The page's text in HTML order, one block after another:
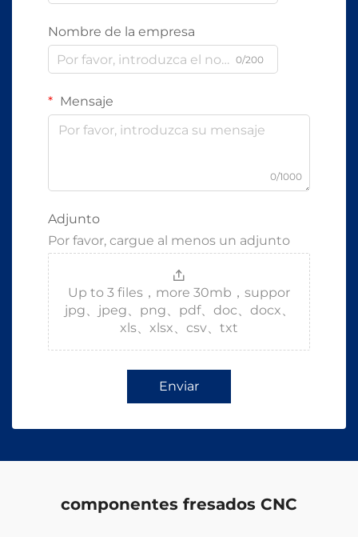
Nombre de la empresa
0/200
Mensaje
0/1000
Adjunto
Por favor, cargue al menos un adjunto
Up to 3 files，more 30mb，suppor
jpg、jpeg、png、pdf、doc、docx、
xls、xlsx、csv、txt
Enviar
componentes fresados CNC